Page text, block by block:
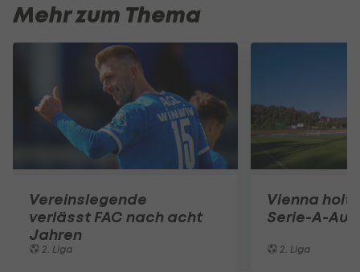
Mehr zum Thema
Vereinslegende
verlässt FAC nach acht
Jahren
2. Liga
Vienna holt
Serie-A-
2. Liga